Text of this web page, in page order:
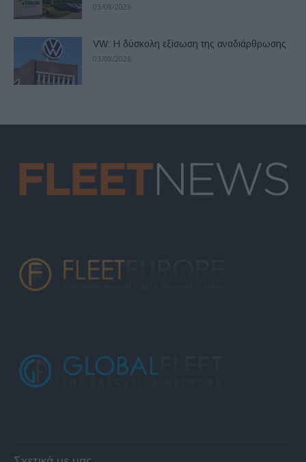
03/08/2026
VW: Η δύσκολη εξίσωση της αναδιάρθρωσης
03/08/2026